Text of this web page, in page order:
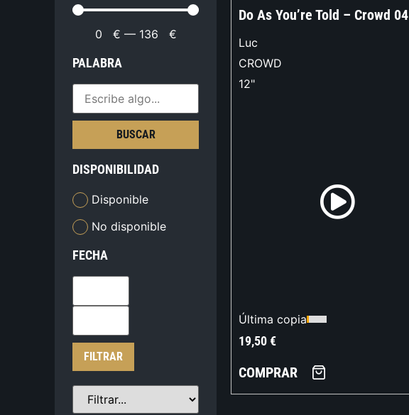
0 € — 136 €
PALABRA
BUSCAR
DISPONIBILIDAD
Disponible
No disponible
FECHA
FILTRAR
Do As You’re Told – Crowd 04
Luc
CROWD
12"
Última copia
19,50€
COMPRAR